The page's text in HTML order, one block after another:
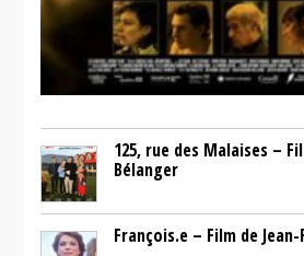
125, rue des Malaises –
Bélanger
François.e – Film de